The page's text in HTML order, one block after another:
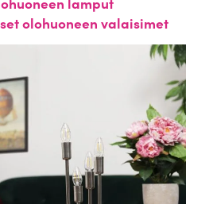
olohuoneen valaisimet